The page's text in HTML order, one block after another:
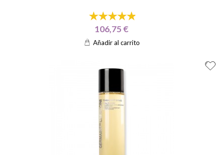
106,75 €
Añadir al carrito